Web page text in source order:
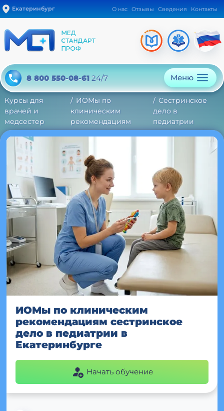
Екатеринбург О нас Отзывы Сведения Контакты
8 800 550-08-61 24/7 Меню
Курсы для
врачей и
медсестер
ИОМы по
клиническим
рекомендациям
Сестринское
дело в
педиатрии
ИОМы по клиническим
рекомендациям сестринское
дело в педиатрии в
Екатеринбурге
Начать обучение